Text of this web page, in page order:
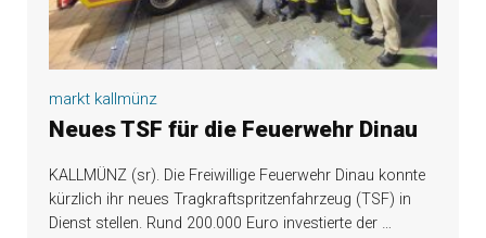
Wochenangebot! maxhütte-haidhof
markt kallmünz
Neues TSF für die Feuerwehr Dinau
KALLMÜNZ (sr). Die Freiwillige Feuerwehr Dinau konnte
kürzlich ihr neues Tragkraftspritzenfahrzeug (TSF) in
Dienst stellen. Rund 200.000 Euro investierte der …